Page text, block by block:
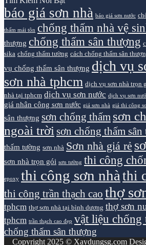
báo giá sơn nhà báo giá sơn nước
thấm mái tôn chống thấm nhà vệ
thượng chống thấm sân thượng
sika chống thấm tường cách chống thấm sân
vụ chống thấm sân thượng dịch vụ
sơn nhà tphcm dịch vụ sơn nhà trọn
nhà tại tphcm dịch vụ sơn nước dịch vụ sơn
giá nhân công sơn nước giá sơn nhà giá thi công
sân thượng sơn chống thấm sơn
ngoài trời sơn chống thấm sân
thấm tường sơn nhà Sơn nhà giá rẻ
sơn nhà trọn gói sơn tường thi công
epoxy thi công sơn nhà thi
thi công trần thạch cao thợ
tphcm thợ sơn nhà tại bình dương thợ sơn
tphcm trần thạch cao đẹp vật liệu chống
chống thấm sân thượng
Copyright 2025 © Xaydungsg.com